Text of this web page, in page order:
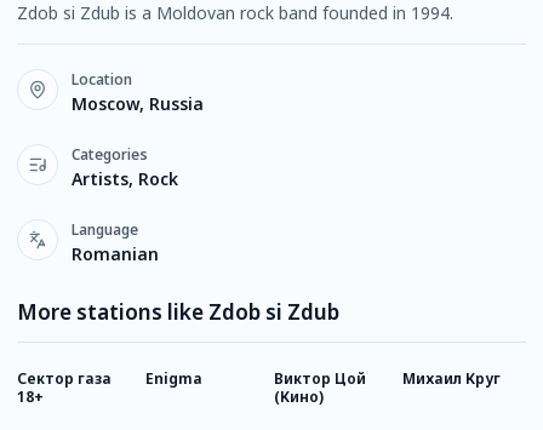
Zdob si Zdub is a Moldovan rock band founded in 1994.
Location
Moscow, Russia
Categories
Artists, Rock
Language
Romanian
More stations like Zdob si Zdub
Сектор газа
18+
Enigma
Виктор Цой
(Кино)
Михаил Круг